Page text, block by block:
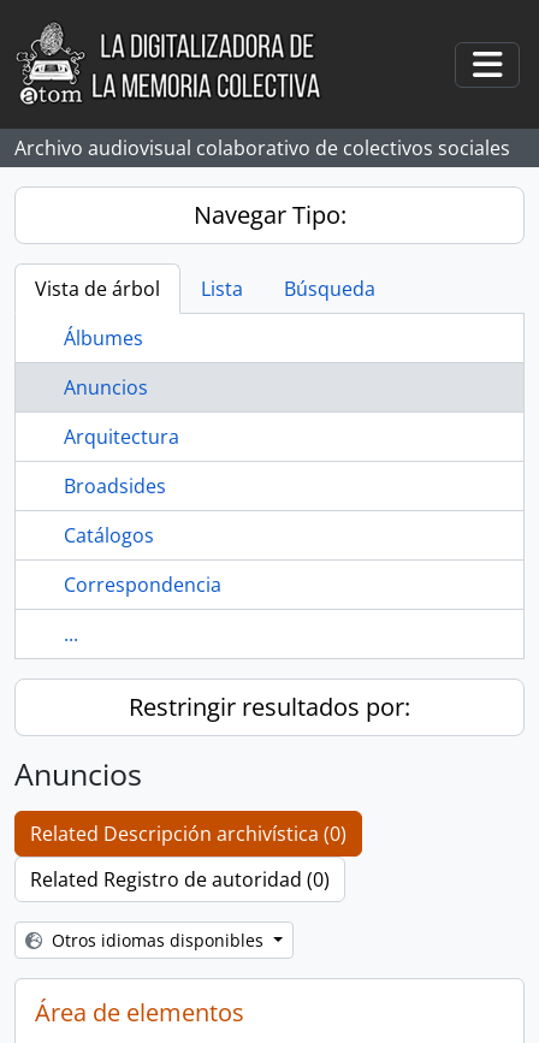
Skip to main content
Archivo audiovisual colaborativo de colectivos sociales
Navegar Tipo:
Vista de árbol Lista
Búsqueda
Álbumes
Anuncios
Arquitectura
Broadsides
Catálogos
Correspondencia
...
Restringir resultados por:
Anuncios
Related Descripción archivística (0)
Related Registro de autoridad (0)
Otros idiomas disponibles
Área de elementos